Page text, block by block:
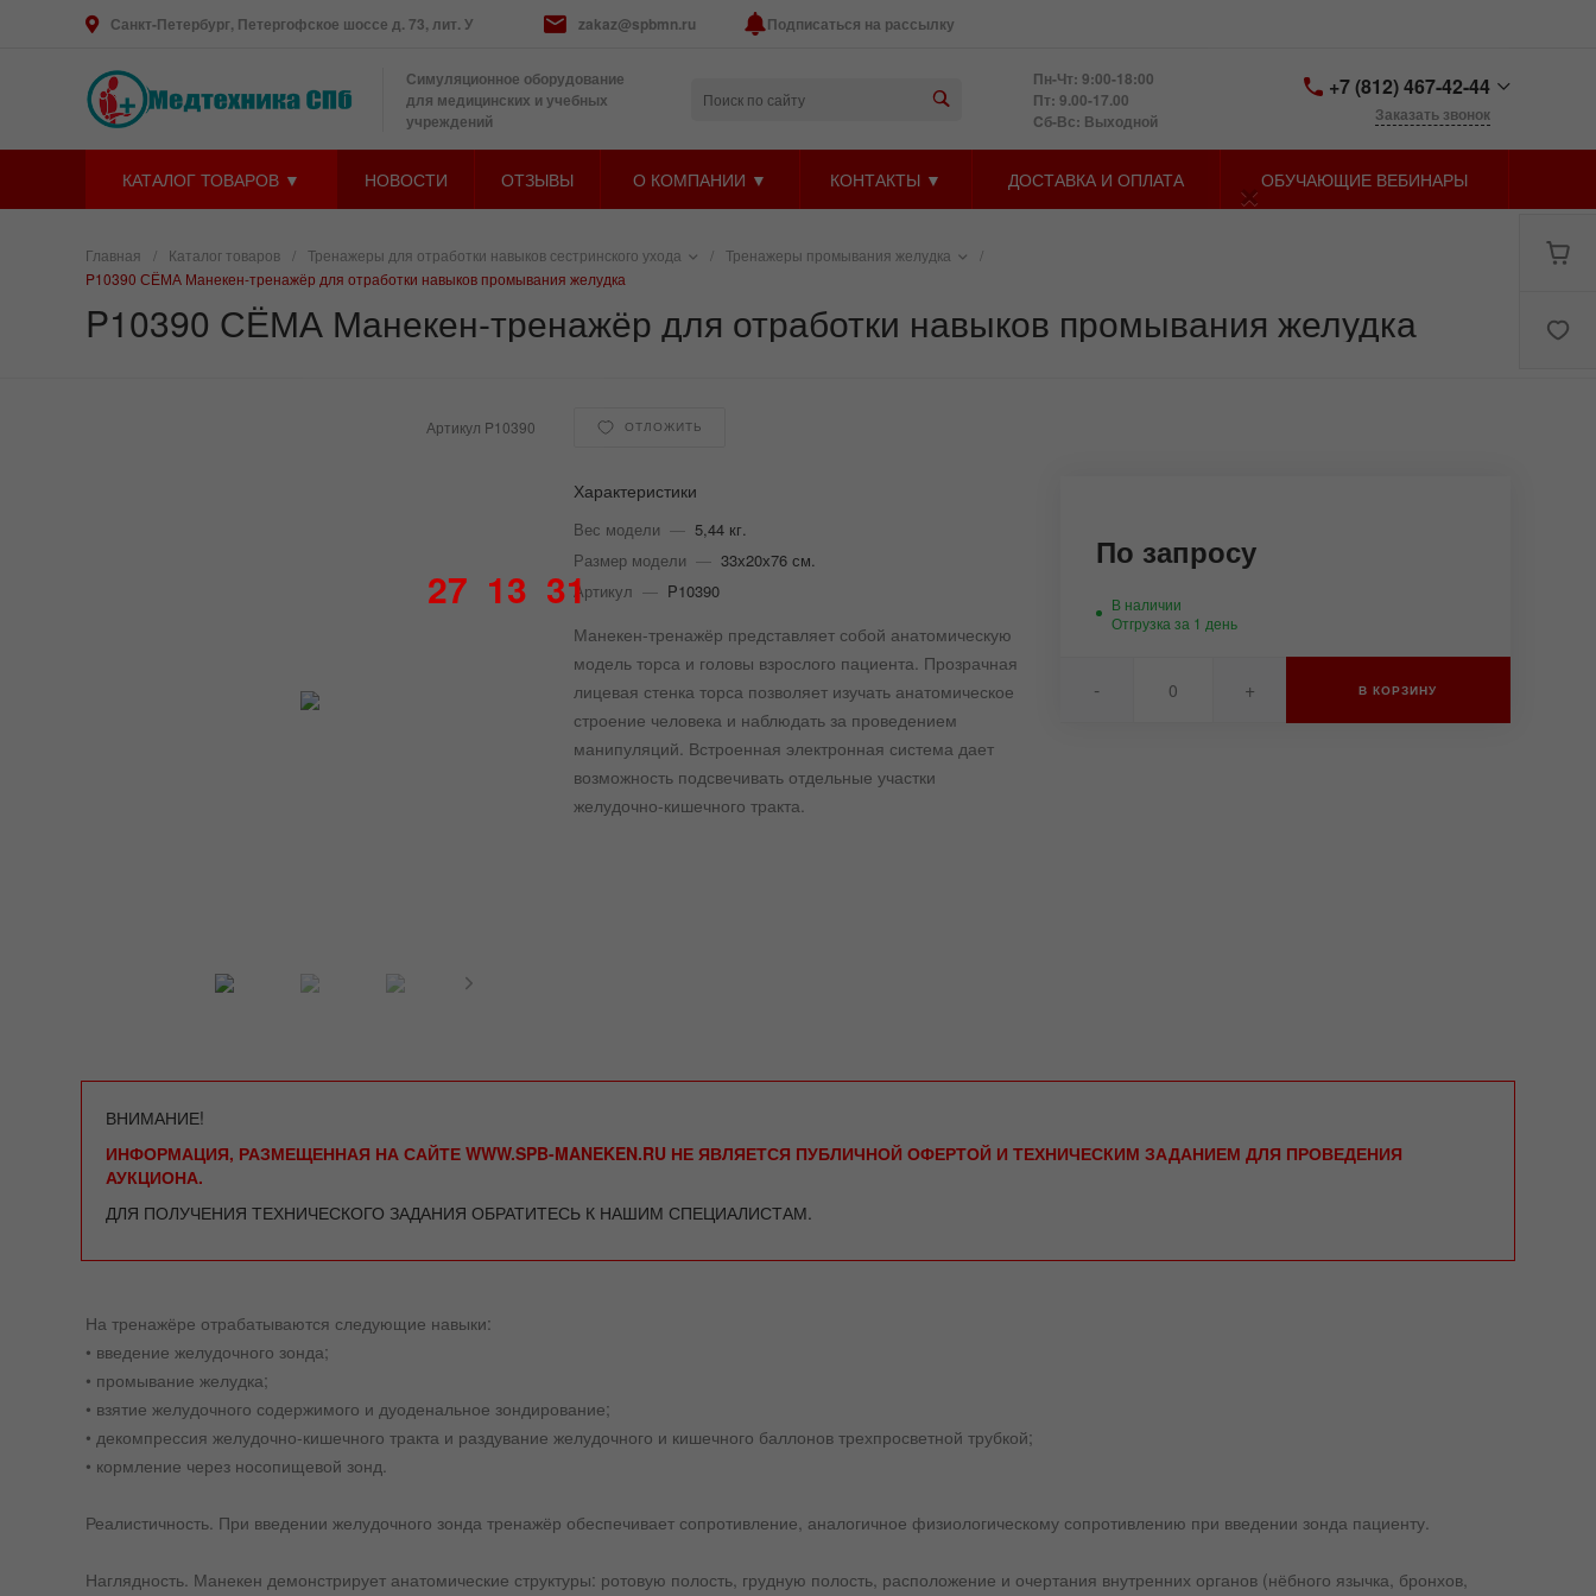
Санкт-Петербург, Петергофское шоссе д. 73, лит. У zakaz@spbmn.ru Подписаться на рассылку
Симуляционное оборудование
для медицинских и учебных
учреждений
Пн-Чт: 9:00-18:00
Пт: 9.00-17.00
Cб-Вс: Выходной
+7 (812) 467-42-44
Санкт-Петербург,
73, лит. У
Заказать звонок
КАТАЛОГ ТОВАРОВ ▼ НОВОСТИ ОТЗЫВЫ О КОМПАНИИ ▼ КОНТАКТЫ ▼ ДОСТАВКА И ОПЛАТА ОБУЧАЮЩИЕ ВЕБИНАРЫ
Главная / Каталог товаров / Тренажеры для отработки навыков сестринского ухода / Тренажеры промывания желудка
/
P10390 СЁМА Манекен-тренажёр для отработки навыков промывания желудка
P10390 СЁМА Манекен-тренажёр для отработки навыков промывания желудка
Артикул P10390 ОТЛОЖИТЬ
Характеристики
Вес модели — 5,44 кг.
Размер модели — 33х20х76 см.
Артикул — P10390
Манекен-тренажёр представляет собой анатомическую
модель торса и головы взрослого пациента. Прозрачная
лицевая стенка торса позволяет изучать анатомическое
строение человека и наблюдать за проведением
манипуляций. Встроенная электронная система дает
возможность подсвечивать отдельные участки
желудочно-кишечного тракта.
По запросу
В наличии
Отгрузка за 1 день
- + В КОРЗИНУ
ВНИМАНИЕ!
ИНФОРМАЦИЯ, РАЗМЕЩЕННАЯ НА САЙТЕ WWW.SPB-MANEKEN.RU НЕ ЯВЛЯЕТСЯ ПУБЛИЧНОЙ ОФЕРТОЙ И ТЕХНИЧЕСКИМ ЗАДАНИЕМ ДЛЯ ПРОВЕДЕНИЯ
АУКЦИОНА.
ДЛЯ ПОЛУЧЕНИЯ ТЕХНИЧЕСКОГО ЗАДАНИЯ ОБРАТИТЕСЬ К НАШИМ СПЕЦИАЛИСТАМ.
На тренажёре отрабатываются следующие навыки:
• введение желудочного зонда;
• промывание желудка;
• взятие желудочного содержимого и дуоденальное зондирование;
• декомпрессия желудочно-кишечного тракта и раздувание желудочного и кишечного баллонов трехпросветной трубкой;
• кормление через носопищевой зонд.
Реалистичность. При введении желудочного зонда тренажёр обеспечивает сопротивление, аналогичное физиологическому сопротивлению при введении зонда пациенту.
Наглядность. Манекен демонстрирует анатомические структуры: ротовую полость, грудную полость, расположение и очертания внутренних органов (нёбного язычка, бронхов,
×
27 13 31